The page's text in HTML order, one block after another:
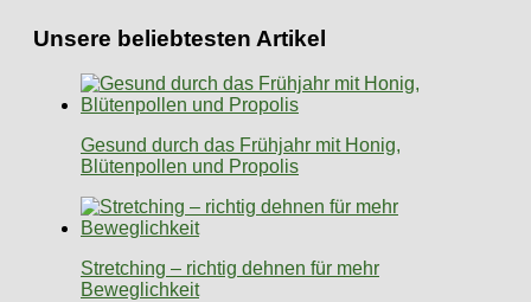
Unsere beliebtesten Artikel
Gesund durch das Frühjahr mit Honig,
Blütenpollen und Propolis
Stretching – richtig dehnen für mehr
Beweglichkeit